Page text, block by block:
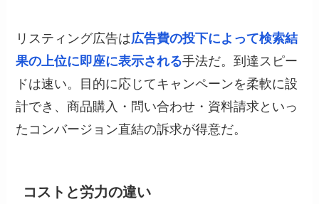
リスティング広告は広告費の投下によって検索結
果の上位に即座に表示される手法だ。到達スピー
ドは速い。目的に応じてキャンペーンを柔軟に設
計でき、商品購入・問い合わせ・資料請求といっ
たコンバージョン直結の訴求が得意だ。
コストと労力の違い